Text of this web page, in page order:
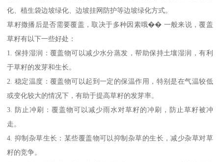
化、植生袋边坡绿化、边坡挂网防护等边坡绿化方式。
草籽撒播后是否需要覆盖，取决于多种因素哦�� 一般来说，覆盖
草籽有以下一些好处：
1. 保持湿润：覆盖物可以减少水分蒸发，帮助保持土壤湿润，有利
于草籽的发芽和生长。
2. 稳定温度：覆盖物可以起到一定的保温作用，特别是在气温较低
或变化较大的情况下，有助于提高草籽的发芽率。
3. 防止冲刷：覆盖物可以减少雨水对草籽的冲刷，防止草籽被冲
走。
4. 抑制杂草生长：某些覆盖物可以抑制杂草的生长，减少杂草对草
籽的竞争。